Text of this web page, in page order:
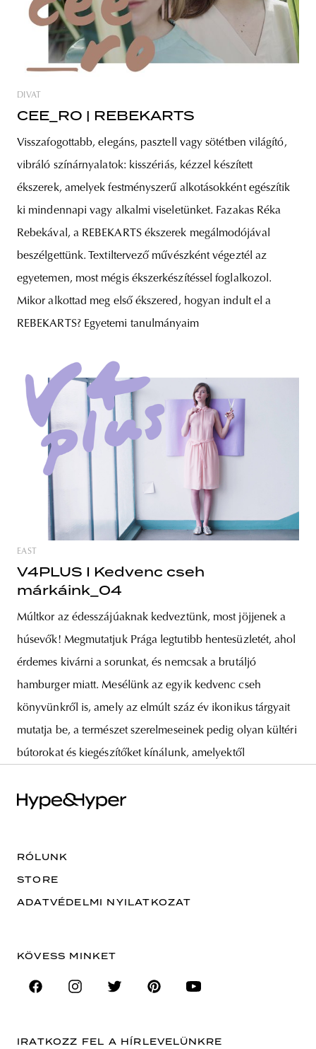
DIVAT
CEE_RO | REBEKARTS
Visszafogottabb, elegáns, pasztell vagy sötétben világító,
vibráló színárnyalatok: kisszériás, kézzel készített
ékszerek, amelyek festményszerű alkotásokként egészítik
ki mindennapi vagy alkalmi viseletünket. Fazakas Réka
Rebekával, a REBEKARTS ékszerek megálmodójával
beszélgettünk. Textiltervező művészként végeztél az
egyetemen, most mégis ékszerkészítéssel foglalkozol.
Mikor alkottad meg első ékszered, hogyan indult el a
REBEKARTS? Egyetemi tanulmányaim
EAST
V4PLUS I Kedvenc cseh
márkáink_04
Múltkor az édesszájúaknak kedveztünk, most jöjjenek a
húsevők! Megmutatjuk Prága legtutibb hentesüzletét, ahol
érdemes kivárni a sorunkat, és nemcsak a brutáljó
hamburger miatt. Mesélünk az egyik kedvenc cseh
könyvünkről is, amely az elmúlt száz év ikonikus tárgyait
mutatja be, a természet szerelmeseinek pedig olyan kültéri
bútorokat és kiegészítőket kínálunk, amelyektől
RÓLUNK
STORE
ADATVÉDELMI NYILATKOZAT
KÖVESS MINKET
IRATKOZZ FEL A HÍRLEVELÜNKRE